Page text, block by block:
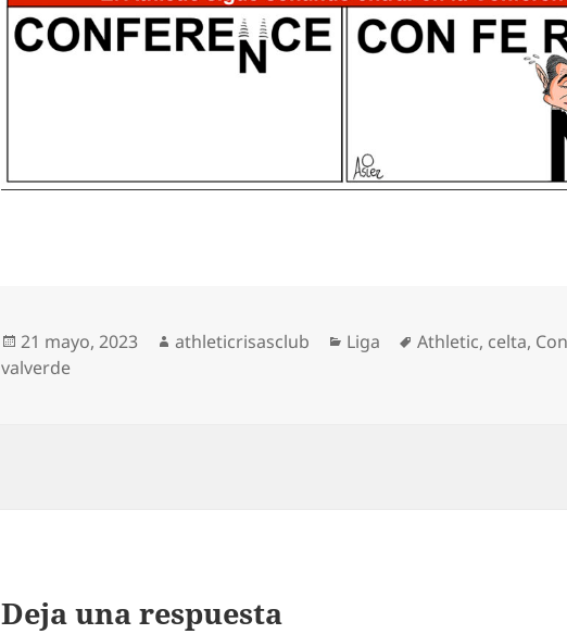
Publicado
el
21 mayo, 2023 Autor
athleticrisasclub Categorías
Liga Etiquetas
Athletic, celta,
valverde
Deja una respuesta